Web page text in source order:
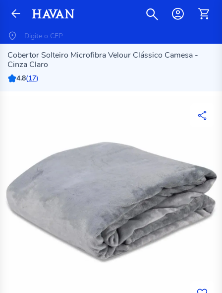
Cobertor Solteiro Microfibra Velour Clássico Camesa -
Cinza Claro
4.8(17)